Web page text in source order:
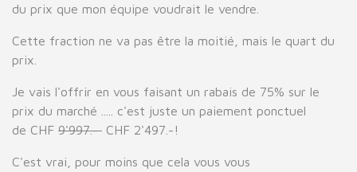
du prix que mon équipe voudrait le vendre.
Cette fraction ne va pas être la moitié, mais le quart du
prix.
Je vais l'offrir en vous faisant un rabais de 75% sur le
prix du marché ..... c'est juste un paiement ponctuel
de CHF 9'997.- CHF 2'497.-!
C'est vrai, pour moins que cela vous vous